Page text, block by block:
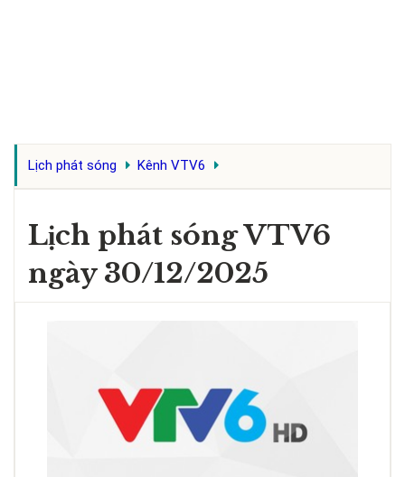
Lịch phát sóng Kênh VTV6
Lịch phát sóng VTV6
ngày 30/12/2025